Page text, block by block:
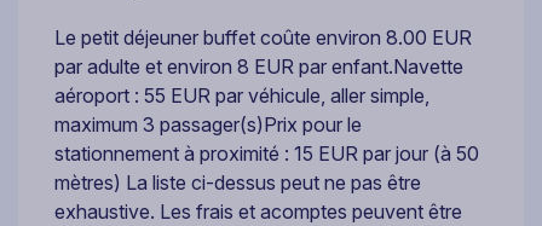
Le petit déjeuner buffet coûte environ 8.00 EUR
par adulte et environ 8 EUR par enfant.Navette
aéroport : 55 EUR par véhicule, aller simple,
maximum 3 passager(s)Prix pour le
stationnement à proximité : 15 EUR par jour (à 50
mètres) La liste ci-dessus peut ne pas être
exhaustive. Les frais et acomptes peuvent être